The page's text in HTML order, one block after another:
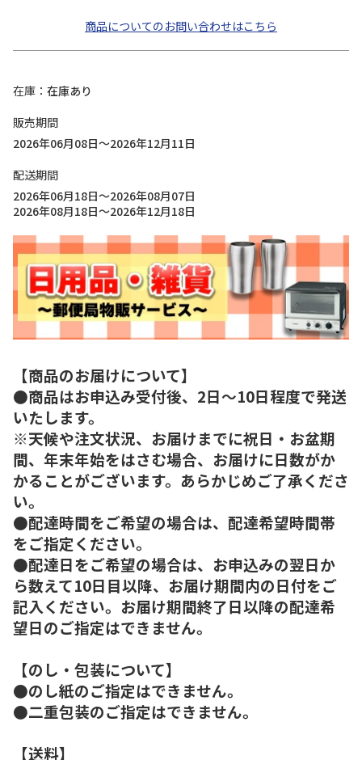
商品についてのお問い合わせはこちら
在庫
在庫あり
販売期間
2026年06月08日～2026年12月11日
配送期間
2026年06月18日～2026年08月07日
2026年08月18日～2026年12月18日
【商品のお届けについて】
●商品はお申込み受付後、2日～10日程度で発送
いたします。
※天候や注文状況、お届けまでに祝日・お盆期
間、年末年始をはさむ場合、お届けに日数がか
かることがございます。あらかじめご了承くださ
い。
●配達時間をご希望の場合は、配達希望時間帯
をご指定ください。
●配達日をご希望の場合は、お申込みの翌日か
ら数えて10日目以降、お届け期間内の日付をご
記入ください。お届け期間終了日以降の配達希
望日のご指定はできません。
【のし・包装について】
●のし紙のご指定はできません。
●二重包装のご指定はできません。
【送料】